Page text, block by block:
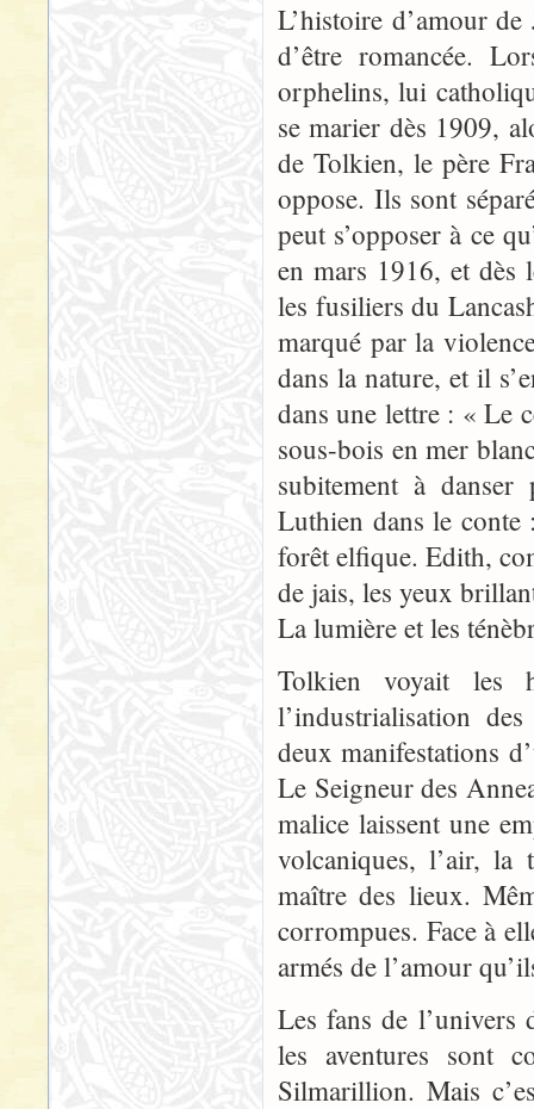
L’histoire d’amour
d’être romancée.
orphelins, lui
se marier dès 1909,
de Tolkien, le père
oppose. Ils sont
peut s’opposer à ce
en mars 1916, et
les fusiliers du
marqué par la
dans la nature, et il
dans une lettre : « Le
sous-bois en mer
subitement à
Luthien dans le conte
forêt elfique. Edith,
de jais, les yeux
La lumière et les
Tolkien voyait les
l’industrialisation
deux manifestations
Le Seigneur des
malice laissent une
volcaniques, l’air, la
maître des lieux.
corrompues. Face à
armés de l’amour
Les fans de l’univers
les aventures sont
Silmarillion. Mais